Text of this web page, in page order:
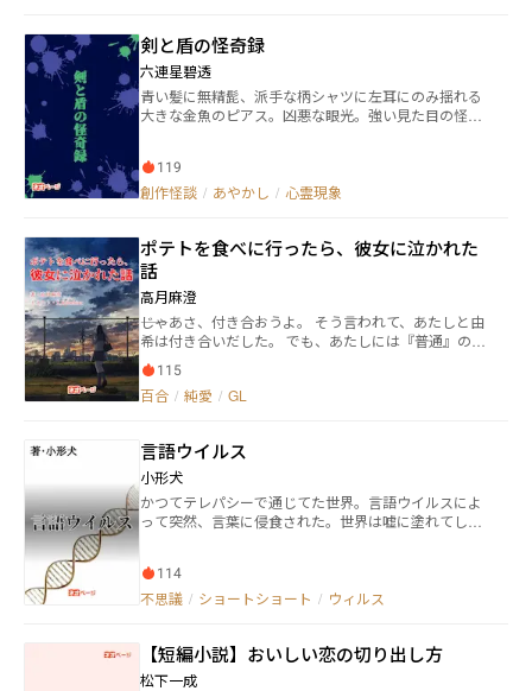
剣と盾の怪奇録
六連星碧透
青い髪に無精髭、派手な柄シャツに左耳にのみ揺れる
大きな金魚のピアス。凶悪な眼光。強い見た目の怪し
っかけに出会った二人が紡ぐ、怪しい話の数々。これ
はそれらの忘備録です。
119
創作怪談 / あやかし / 心霊現象
ポテトを食べに行ったら、彼女に泣かれた
話
高月麻澄
――じゃあさ、付き合おうよ。 そう言われて、あたしと由
希は付き合いだした。 でも、あたしには『普通』の女
の子だと思っていた由希の気持ちがどこまで本気なの
かが、わからなくて。 ――あたしの『好き』と由希の『好
き』は、本当に同じなんだろうか。 ーーーーーーーー
115
百合 / 純愛 / GL
言語ウイルス
小形犬
かつてテレパシーで通じてた世界。言語ウイルスによ
って突然、言葉に侵食された。世界は嘘に塗れてしま
114
不思議 / ショートショート / ウィルス
【短編小説】おいしい恋の切り出し方
松下一成